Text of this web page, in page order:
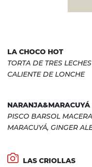
LA CHOCO HOT
TORTA DE TRES
CALIENTE DE LONCHE
NARANJA&MARACUYÁ
PISCO BARSOL
MARACUYÁ, GINGER
LAS CRIOLLAS